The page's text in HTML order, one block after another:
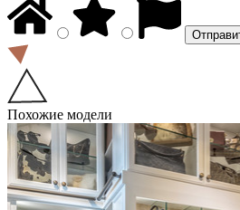
Похожие модели